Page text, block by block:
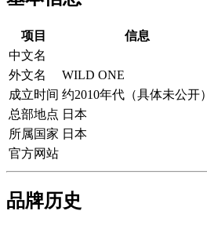
项目
信息
中文名
外文名
WILD ONE
成立时间 约2010年代（具体未公开）
总部地点 日本
所属国家 日本
官方网站
品牌历史